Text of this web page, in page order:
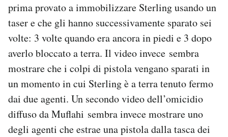
prima provato a immobilizzare Sterling usando un
taser e che gli hanno successivamente sparato sei
volte: 3 volte quando era ancora in piedi e 3 dopo
averlo bloccato a terra. Il video invece sembra
mostrare che i colpi di pistola vengano sparati in
un momento in cui Sterling è a terra tenuto fermo
dai due agenti. Un secondo video dell’omicidio
diffuso da Muflahi sembra invece mostrare uno
degli agenti che estrae una pistola dalla tasca dei